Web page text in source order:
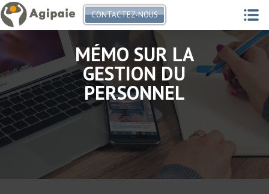
CONTACTEZ-NOUS
MÉMO SUR LA
GESTION DU
PERSONNEL